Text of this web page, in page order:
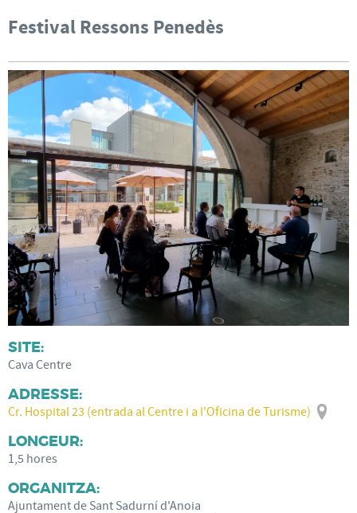
Festival Ressons Penedès
SITE:
Cava Centre
ADRESSE:
Cr. Hospital 23 (entrada al Centre i a l'Oficina de Turisme)
LONGEUR:
1,5 hores
ORGANITZA:
Ajuntament de Sant Sadurní d'Anoia